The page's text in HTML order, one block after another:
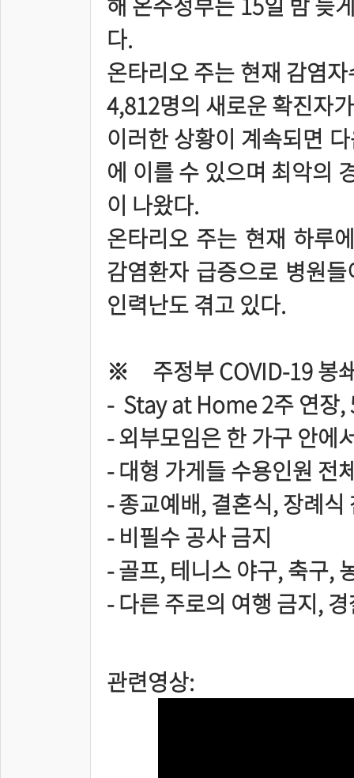
다.
온타리오 주는 현재 감염
4,812명의 새로운 확진자
이러한 상황이 계속되면
에 이를 수 있으며 최악의
이 나왔다.
온타리오 주는 현재 하루
감염환자 급증으로 병원
인력난도 겪고 있다.
※ 주정부 COVID-19 봉
- Stay at Home 2주 연장,
- 외부모임은 한 가구 안에
- 대형 가게들 수용인원 전
- 종교예배, 결혼식, 장례
- 비필수 공사 금지
- 골프, 테니스 야구, 축구,
- 다른 주로의 여행 금지,
관련영상: